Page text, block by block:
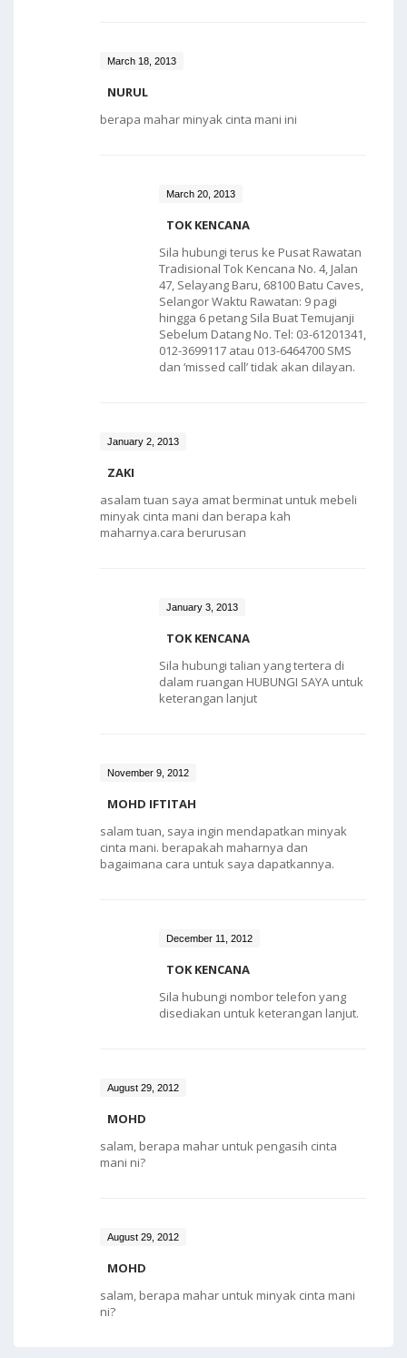
March 18, 2013
NURUL
berapa mahar minyak cinta mani ini
March 20, 2013
TOK KENCANA
Sila hubungi terus ke Pusat Rawatan
Tradisional Tok Kencana No. 4, Jalan
47, Selayang Baru, 68100 Batu Caves,
Selangor Waktu Rawatan: 9 pagi
hingga 6 petang Sila Buat Temujanji
Sebelum Datang No. Tel: 03-61201341,
012-3699117 atau 013-6464700 SMS
dan ‘missed call’ tidak akan dilayan.
January 2, 2013
ZAKI
asalam tuan saya amat berminat untuk mebeli
minyak cinta mani dan berapa kah
maharnya.cara berurusan
January 3, 2013
TOK KENCANA
Sila hubungi talian yang tertera di
dalam ruangan HUBUNGI SAYA untuk
keterangan lanjut
November 9, 2012
MOHD IFTITAH
salam tuan, saya ingin mendapatkan minyak
cinta mani. berapakah maharnya dan
bagaimana cara untuk saya dapatkannya.
December 11, 2012
TOK KENCANA
Sila hubungi nombor telefon yang
disediakan untuk keterangan lanjut.
August 29, 2012
MOHD
salam, berapa mahar untuk pengasih cinta
mani ni?
August 29, 2012
MOHD
salam, berapa mahar untuk minyak cinta mani
ni?